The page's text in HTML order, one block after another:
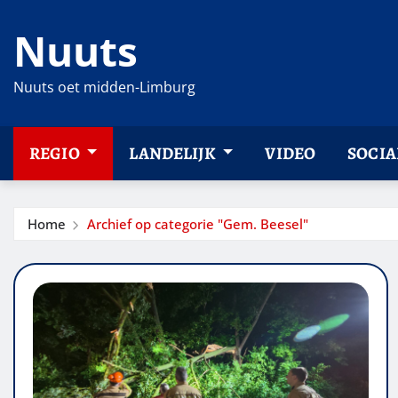
naar
inhoud
Nuuts
Nuuts oet midden-Limburg
REGIO LANDELIJK VIDEO
Home Archief op categorie "Gem. Beesel"